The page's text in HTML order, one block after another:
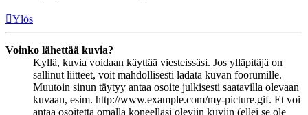
Ylös
Voinko lähettää kuvia?
Kyllä, kuvia voidaan käyttää viesteissäsi. Jos ylläpitäjä on
sallinut liitteet, voit mahdollisesti ladata kuvan foorumille.
Muutoin sinun täytyy antaa osoite julkisesti saatavilla olevaan
kuvaan, esim. http://www.example.com/my-picture.gif. Et voi
antaa osoitetta omalla koneellasi oleviin kuviin (ellei se ole